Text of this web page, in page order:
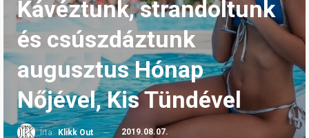
Kávéztunk, strandoltunk
és csúszdáztunk
augusztus Hónap
Nőjével, Kis Tündével
Írta:Klikk Out 2019.08.07.